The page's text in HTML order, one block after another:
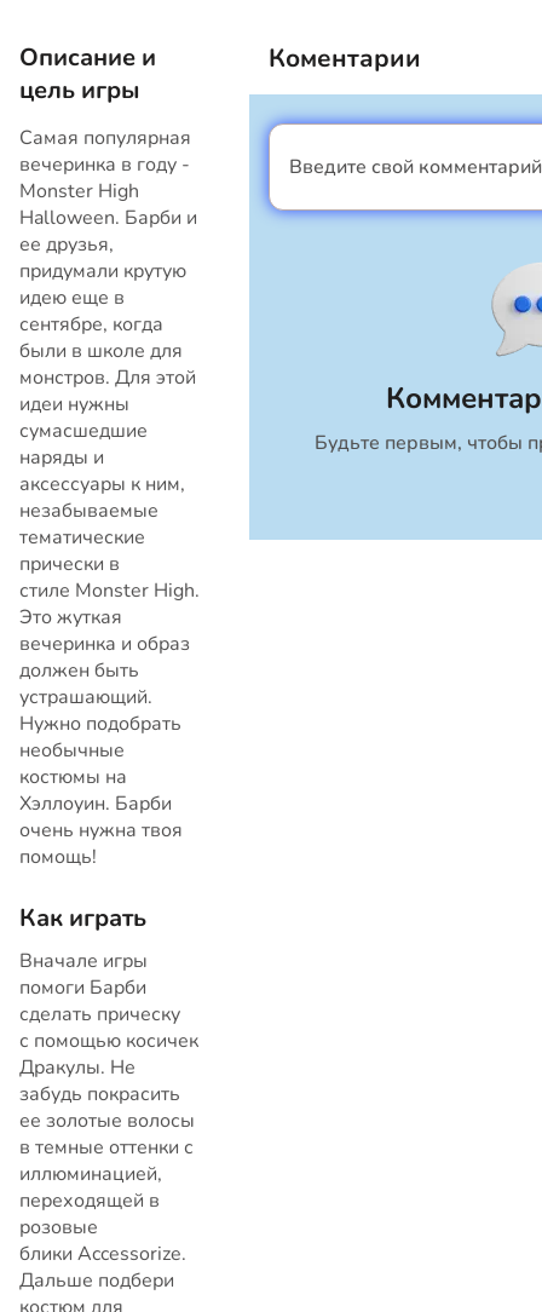
Описание и
цель игры
Самая популярная
вечеринка в году -
Monster High
Halloween. Барби и
ее друзья,
придумали крутую
идею еще в
сентябре, когда
были в школе для
монстров. Для этой
идеи нужны
сумасшедшие
наряды и
аксессуары к ним,
незабываемые
тематические
прически в
стиле Monster High.
Это жуткая
вечеринка и образ
должен быть
устрашающий.
Нужно подобрать
необычные
костюмы на
Хэллоуин. Барби
очень нужна твоя
помощь!
Как играть
Вначале игры
помоги Барби
сделать прическу
с помощью косичек
Дракулы. Не
забудь покрасить
ее золотые волосы
в темные оттенки с
иллюминацией,
переходящей в
розовые
блики Accessorize.
Дальше подбери
Коментарии
Будьте первым, чтобы
Введите свой комментарий
Я мальчик
Закрыть